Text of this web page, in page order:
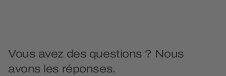
Vous avez des questions ? Nous
avons les réponses.